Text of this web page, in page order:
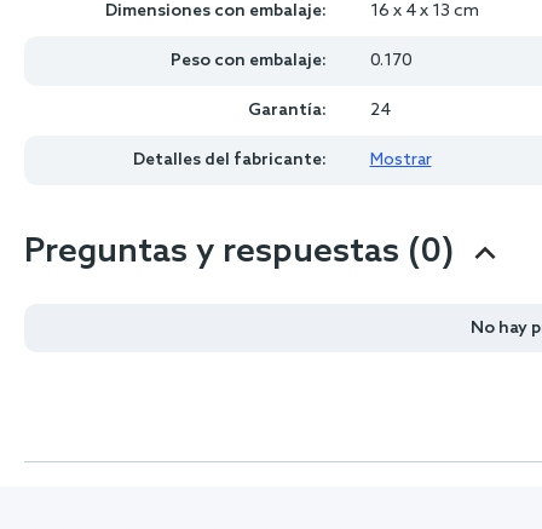
Dimensiones con embalaje: 16 x 4 x 13 cm
Peso con embalaje: 0.170
Garantía: 24
Detalles del fabricante: Mostrar
Preguntas y respuestas (0)
No hay